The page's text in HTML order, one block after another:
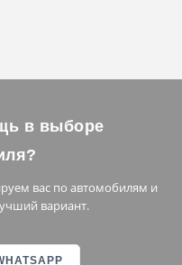
в выборе
вас по автомобилям и
вариант.